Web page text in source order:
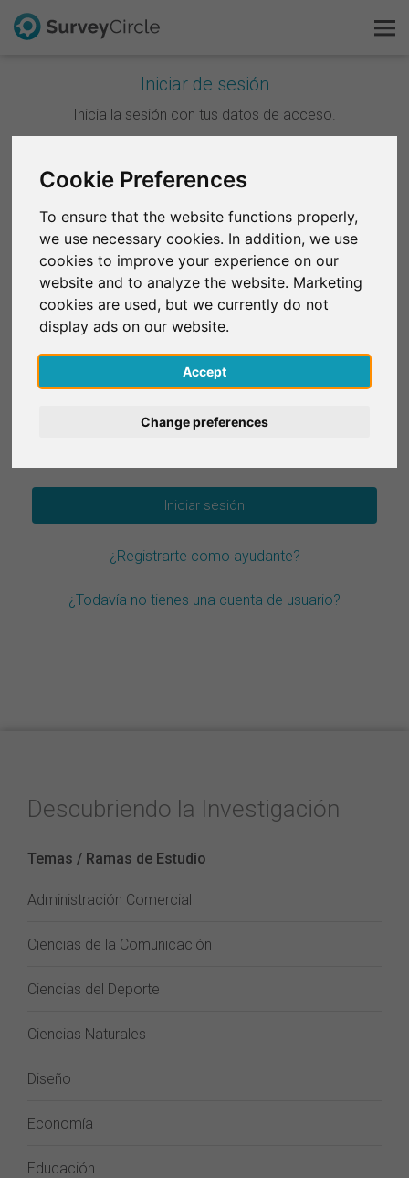
Cookie Preferences
To ensure that the website functions properly,
we use necessary cookies. In addition, we use
cookies to improve your experience on our
website and to analyze the website. Marketing
cookies are used, but we currently do not
display ads on our website.
Accept
Change preferences
Iniciar de sesión
Inicia la sesión con tus datos de acceso.
Continuar con Google
Continuar con Facebook
O
Correo electrónico*
Contraseña*
¿Registrarte como ayudante?
¿Todavía no tienes una cuenta de usuario?
Descubriendo la Investigación
Temas / Ramas de Estudio
Administración Comercial
Ciencias de la Comunicación
Ciencias del Deporte
Ciencias Naturales
Diseño
Economía
Educación
Esto es SurveyCircle
FAQ
Regístrate gratis
English
Deutsch
Italiano